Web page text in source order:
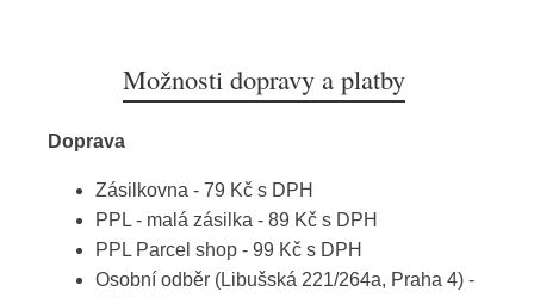
Možnosti dopravy a platby
Doprava
Zásilkovna - 79 Kč s DPH
PPL - malá zásilka - 89 Kč s DPH
PPL Parcel shop - 99 Kč s DPH
Osobní odběr (Libušská 221/264a, Praha 4) -